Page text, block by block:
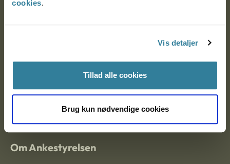
cookies.
Vis detaljer
Tillad alle cookies
Brug kun nødvendige cookies
Ankestyrelsen Aalborg
EAN: 57 98 000 35 48 21
CVR: 1007 4002
Om Ankestyrelsen